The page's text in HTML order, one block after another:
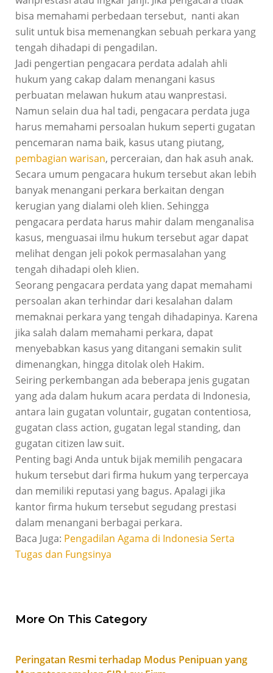
bisa memahami perbedaan tersebut, nanti akan
sulit untuk bisa memenangkan sebuah perkara yang
tengah dihadapi di pengadilan.
Jadi pengertian pengacara perdata adalah ahli
hukum yang cakap dalam menangani kasus
perbuatan melawan hukum atau wanprestasi.
Namun selain dua hal tadi, pengacara perdata juga
harus memahami persoalan hukum seperti gugatan
pencemaran nama baik, kasus utang piutang,
pembagian warisan, perceraian, dan hak asuh anak.
Secara umum pengacara hukum tersebut akan lebih
banyak menangani perkara berkaitan dengan
kerugian yang dialami oleh klien. Sehingga
pengacara perdata harus mahir dalam menganalisa
kasus, menguasai ilmu hukum tersebut agar dapat
melihat dengan jeli pokok permasalahan yang
tengah dihadapi oleh klien.
Seorang pengacara perdata yang dapat memahami
persoalan akan terhindar dari kesalahan dalam
memaknai perkara yang tengah dihadapinya. Karena
jika salah dalam memahami perkara, dapat
menyebabkan kasus yang ditangani semakin sulit
dimenangkan, hingga ditolak oleh Hakim.
Seiring perkembangan ada beberapa jenis gugatan
yang ada dalam hukum acara perdata di Indonesia,
antara lain gugatan voluntair, gugatan contentiosa,
gugatan class action, gugatan legal standing, dan
gugatan citizen law suit.
Penting bagi Anda untuk bijak memilih pengacara
hukum tersebut dari firma hukum yang terpercaya
dan memiliki reputasi yang bagus. Apalagi jika
kantor firma hukum tersebut segudang prestasi
dalam menangani berbagai perkara.
Baca Juga: Pengadilan Agama di Indonesia Serta
Tugas dan Fungsinya
More On This Category
Peringatan Resmi terhadap Modus Penipuan yang